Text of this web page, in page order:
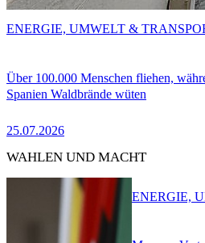
Über 100.000 Menschen fliehen,
Spanien Waldbrände wüten
25.07.2026
ENERGIE, UMWELT &
WAHLEN UND MACHT
ENERGIE,